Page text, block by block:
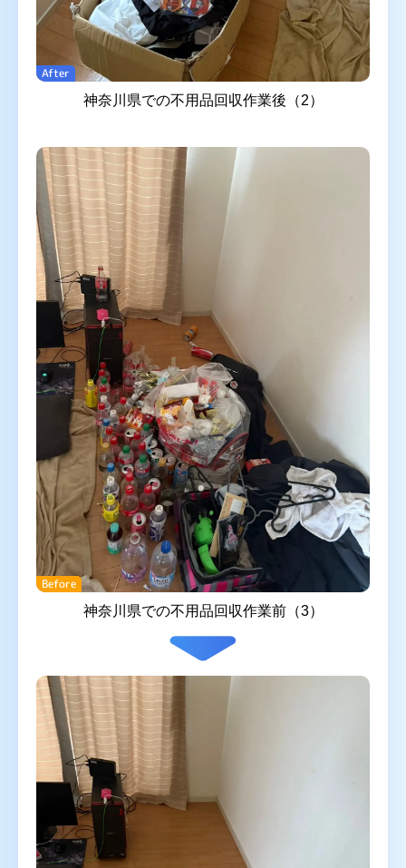
After
神奈川県での不用品回収作業後（2）
Before
神奈川県での不用品回収作業前（3）